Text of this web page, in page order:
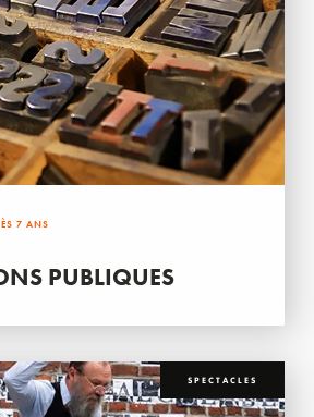
7 ANS
PUBLIQUES
SPECTACLES